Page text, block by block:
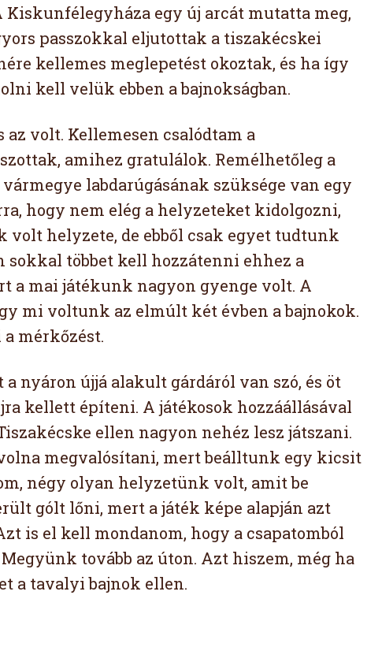
egy új arcát mutatta meg,
passzokkal eljutottak a tiszakécskei
kellemes meglepetést okoztak, és ha így
kell velük ebben a bajnokságban.
az volt. Kellemesen csalódtam a
amihez gratulálok. Remélhetőleg a
labdarúgásának szüksége van egy
hogy nem elég a helyzeteket kidolgozni,
helyzete, de ebből csak egyet tudtunk
sokkal többet kell hozzátenni ehhez a
a mai játékunk nagyon gyenge volt. A
mi voltunk az elmúlt két évben a bajnokok.
mérkőzést.
nyáron újjá alakult gárdáról van szó, és öt
kellett építeni. A játékosok hozzáállásával
ellen nagyon nehéz lesz játszani.
megvalósítani, mert beálltunk egy kicsit
négy olyan helyzetünk volt, amit be
gólt lőni, mert a játék képe alapján azt
is el kell mondanom, hogy a csapatomból
tovább az úton. Azt hiszem, még ha
a tavalyi bajnok ellen.